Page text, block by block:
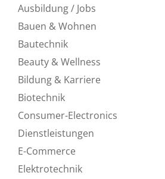
Ausbildung / Jobs
Bauen & Wohnen
Bautechnik
Beauty & Wellness
Bildung & Karriere
Biotechnik
Consumer-Electronics
Dienstleistungen
E-Commerce
Elektrotechnik